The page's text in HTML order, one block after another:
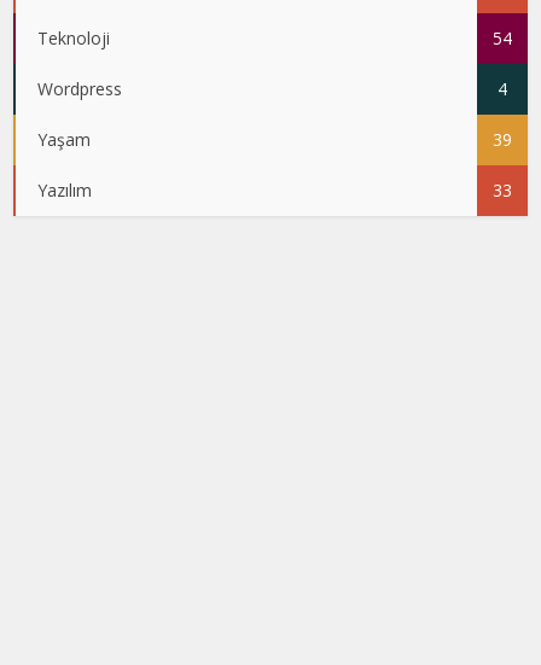
Teknoloji 54
Wordpress 4
Yaşam 39
Yazılım 33